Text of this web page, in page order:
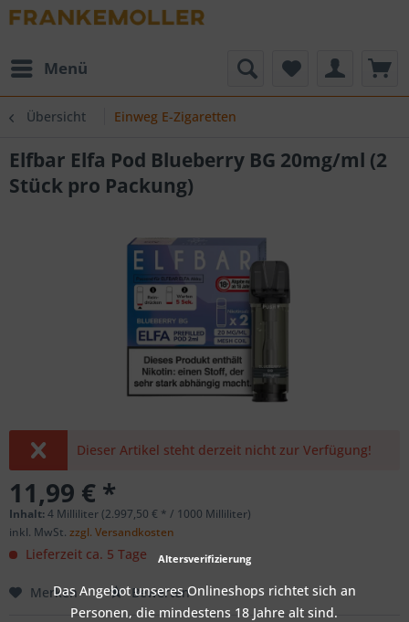
Menü
Übersicht Einweg E-Zigaretten
Elfbar Elfa Pod Blueberry BG 20mg/ml (2
Stück pro Packung)
Dieser Artikel steht derzeit nicht zur Verfügung!
11,99 € *
Inhalt:4 Milliliter (2.997,50 € * / 1000 Milliliter)
inkl. MwSt. zzgl. Versandkosten
Lieferzeit ca. 5 Tage
Merken Bewerten
Altersverifizierung
Das Angebot unseres Onlineshops richtet sich an
Personen, die mindestens 18 Jahre alt sind.